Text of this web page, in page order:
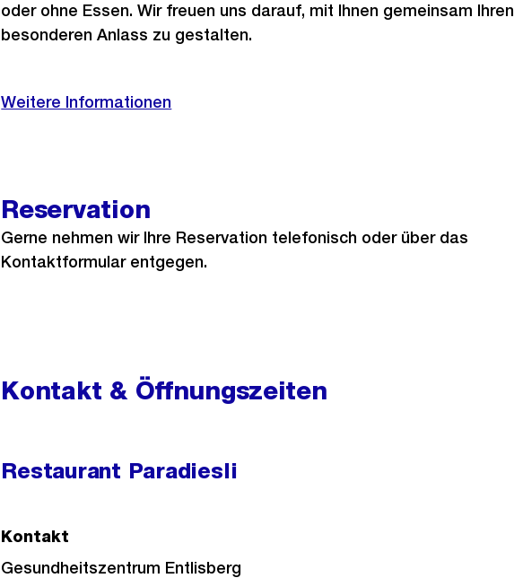
oder ohne Essen. Wir freuen uns darauf, mit Ihnen gemeinsam Ihren
besonderen Anlass zu gestalten.
Weitere Informationen
Reservation
Gerne nehmen wir Ihre Reservation telefonisch oder über das
Kontaktformular entgegen.
Kontakt & Öffnungszeiten
Restaurant Paradiesli
Kontakt
Gesundheitszentrum Entlisberg